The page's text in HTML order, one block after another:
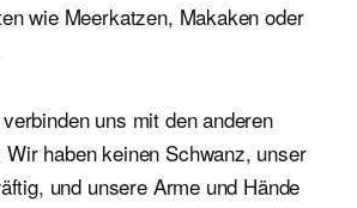
wie Meerkatzen, Makaken oder
uns mit den anderen
haben keinen Schwanz, unser
und unsere Arme und Hände